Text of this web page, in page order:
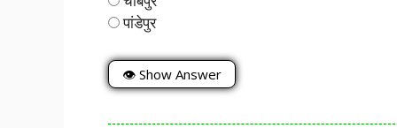
पांडेपुर
👁 Show Answer